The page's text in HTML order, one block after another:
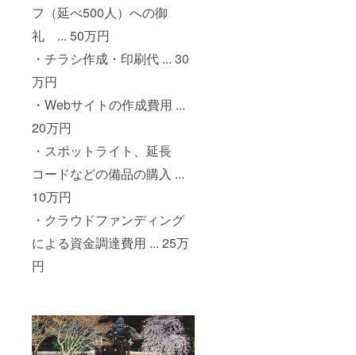
フ（延べ500人）への御
礼 ... 50万円
・チラシ作成・印刷代 ... 30
万円
・Webサイトの作成費用 ...
20万円
・スポットライト、延長
コードなどの備品の購入 ...
10万円
・クラウドファンディング
による資金調達費用 ... 25万
円